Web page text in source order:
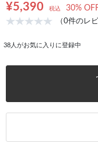
¥5,390
税込 30%
（0件のレ
38 人がお気に入りに登録中